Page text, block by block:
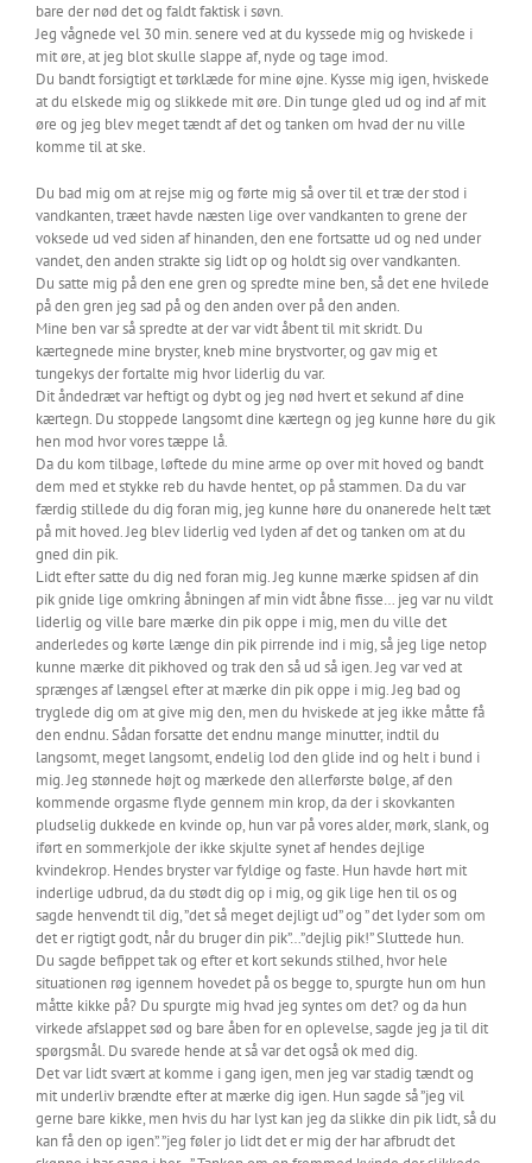
bare der nød det og faldt faktisk i søvn.
Jeg vågnede vel 30 min. senere ved at du kyssede mig og hviskede i
mit øre, at jeg blot skulle slappe af, nyde og tage imod.
Du bandt forsigtigt et tørklæde for mine øjne. Kysse mig igen, hviskede
at du elskede mig og slikkede mit øre. Din tunge gled ud og ind af mit
øre og jeg blev meget tændt af det og tanken om hvad der nu ville
komme til at ske.
Du bad mig om at rejse mig og førte mig så over til et træ der stod i
vandkanten, træet havde næsten lige over vandkanten to grene der
voksede ud ved siden af hinanden, den ene fortsatte ud og ned under
vandet, den anden strakte sig lidt op og holdt sig over vandkanten.
Du satte mig på den ene gren og spredte mine ben, så det ene hvilede
på den gren jeg sad på og den anden over på den anden.
Mine ben var så spredte at der var vidt åbent til mit skridt. Du
kærtegnede mine bryster, kneb mine brystvorter, og gav mig et
tungekys der fortalte mig hvor liderlig du var.
Dit åndedræt var heftigt og dybt og jeg nød hvert et sekund af dine
kærtegn. Du stoppede langsomt dine kærtegn og jeg kunne høre du gik
hen mod hvor vores tæppe lå.
Da du kom tilbage, løftede du mine arme op over mit hoved og bandt
dem med et stykke reb du havde hentet, op på stammen. Da du var
færdig stillede du dig foran mig, jeg kunne høre du onanerede helt tæt
på mit hoved. Jeg blev liderlig ved lyden af det og tanken om at du
gned din pik.
Lidt efter satte du dig ned foran mig. Jeg kunne mærke spidsen af din
pik gnide lige omkring åbningen af min vidt åbne fisse… jeg var nu vildt
liderlig og ville bare mærke din pik oppe i mig, men du ville det
anderledes og kørte længe din pik pirrende ind i mig, så jeg lige netop
kunne mærke dit pikhoved og trak den så ud så igen. Jeg var ved at
sprænges af længsel efter at mærke din pik oppe i mig. Jeg bad og
tryglede dig om at give mig den, men du hviskede at jeg ikke måtte få
den endnu. Sådan forsatte det endnu mange minutter, indtil du
langsomt, meget langsomt, endelig lod den glide ind og helt i bund i
mig. Jeg stønnede højt og mærkede den allerførste bølge, af den
kommende orgasme flyde gennem min krop, da der i skovkanten
pludselig dukkede en kvinde op, hun var på vores alder, mørk, slank, og
iført en sommerkjole der ikke skjulte synet af hendes dejlige
kvindekrop. Hendes bryster var fyldige og faste. Hun havde hørt mit
inderlige udbrud, da du stødt dig op i mig, og gik lige hen til os og
sagde henvendt til dig, ”det så meget dejligt ud” og ” det lyder som om
det er rigtigt godt, når du bruger din pik”…”dejlig pik!” Sluttede hun.
Du sagde befippet tak og efter et kort sekunds stilhed, hvor hele
situationen røg igennem hovedet på os begge to, spurgte hun om hun
måtte kikke på? Du spurgte mig hvad jeg syntes om det? og da hun
virkede afslappet sød og bare åben for en oplevelse, sagde jeg ja til dit
spørgsmål. Du svarede hende at så var det også ok med dig.
Det var lidt svært at komme i gang igen, men jeg var stadig tændt og
mit underliv brændte efter at mærke dig igen. Hun sagde så ”jeg vil
gerne bare kikke, men hvis du har lyst kan jeg da slikke din pik lidt, så du
kan få den op igen”. ”jeg føler jo lidt det er mig der har afbrudt det